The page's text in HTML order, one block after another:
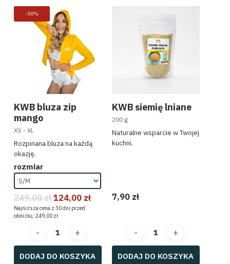
-50%
KWB bluza zip
mango
XS - XL
Rozpinana bluza na każdą
okazję.
249,00zł 124,00 zł
rozmiar
Najniższa cena z 30 dni przed
obniżką: 249,00 zł
DODAJ DO KOSZYKA
KWB siemię lniane
200 g
Naturalne wsparcie w Twojej
kuchni.
7,90 zł
DODAJ DO KOSZYKA
Dieta i trening
Nowości